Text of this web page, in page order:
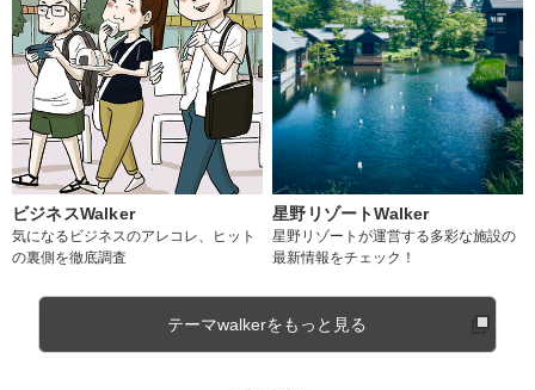
ビジネスWalker
気になるビジネスのアレコレ、ヒット
の裏側を徹底調査
星野リゾートWalker
星野リゾートが運営する多彩な施設の
最新情報をチェック！
テーマwalkerをもっと見る